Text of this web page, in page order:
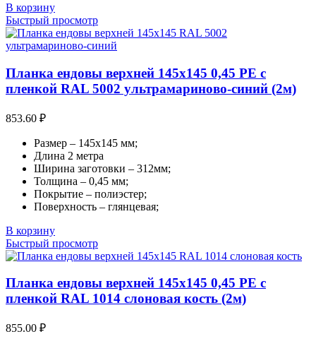
В корзину
Быстрый просмотр
Планка ендовы верхней 145х145 0,45 PE с
пленкой RAL 5002 ультрамариново-синий (2м)
853.60 ₽
Размер – 145х145 мм;
Длина 2 метра
Ширина заготовки – 312мм;
Толщина – 0,45 мм;
Покрытие – полиэстер;
Поверхность – глянцевая;
В корзину
Быстрый просмотр
Планка ендовы верхней 145х145 0,45 PE с
пленкой RAL 1014 слоновая кость (2м)
855.00 ₽